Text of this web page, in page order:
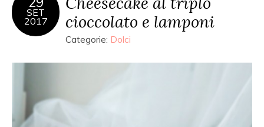
SET
2017
cioccolato e lamponi
Categorie: Dolci